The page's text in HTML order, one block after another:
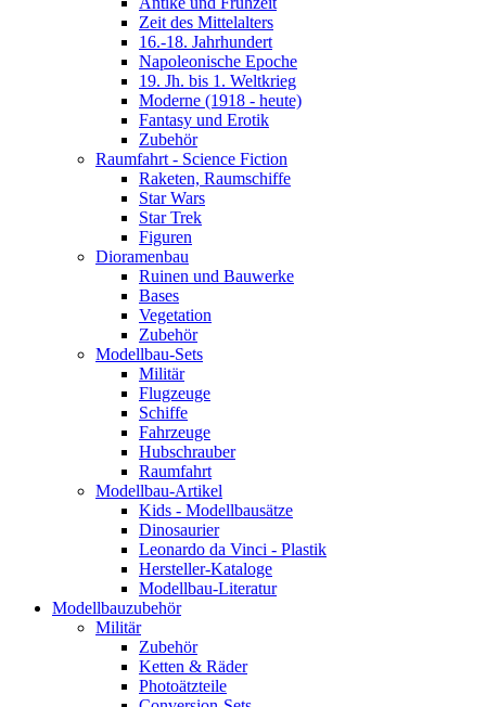
Zeit des Mittelalters
16.-18. Jahrhundert
Napoleonische Epoche
19. Jh. bis 1. Weltkrieg
Moderne (1918 - heute)
Fantasy und Erotik
Zubehör
Raumfahrt - Science Fiction
Raketen, Raumschiffe
Star Wars
Star Trek
Figuren
Dioramenbau
Ruinen und Bauwerke
Bases
Vegetation
Zubehör
Modellbau-Sets
Militär
Flugzeuge
Schiffe
Fahrzeuge
Hubschrauber
Raumfahrt
Modellbau-Artikel
Kids - Modellbausätze
Dinosaurier
Leonardo da Vinci - Plastik
Hersteller-Kataloge
Modellbau-Literatur
Modellbauzubehör
Militär
Zubehör
Ketten & Räder
Photoätzteile